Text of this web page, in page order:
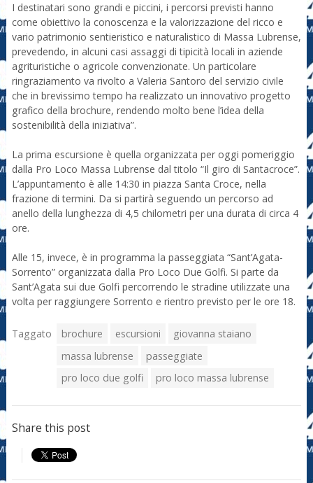
I destinatari sono grandi e piccini, i percorsi previsti hanno
come obiettivo la conoscenza e la valorizzazione del ricco e
vario patrimonio sentieristico e naturalistico di Massa Lubrense,
prevedendo, in alcuni casi assaggi di tipicità locali in aziende
agrituristiche o agricole convenzionate. Un particolare
ringraziamento va rivolto a Valeria Santoro del servizio civile
che in brevissimo tempo ha realizzato un innovativo progetto
grafico della brochure, rendendo molto bene l’idea della
sostenibilità della iniziativa”.
La prima escursione è quella organizzata per oggi pomeriggio
dalla Pro Loco Massa Lubrense dal titolo “Il giro di Santacroce”.
L’appuntamento è alle 14:30 in piazza Santa Croce, nella
frazione di termini. Da si partirà seguendo un percorso ad
anello della lunghezza di 4,5 chilometri per una durata di circa 4
ore.
Alle 15, invece, è in programma la passeggiata “Sant’Agata-
Sorrento” organizzata dalla Pro Loco Due Golfi. Si parte da
Sant’Agata sui due Golfi percorrendo le stradine utilizzate una
volta per raggiungere Sorrento e rientro previsto per le ore 18.
Taggato brochure escursioni
giovanna staiano
massa lubrense
passeggiate
pro loco due golfi
pro loco massa lubrense
Share this post